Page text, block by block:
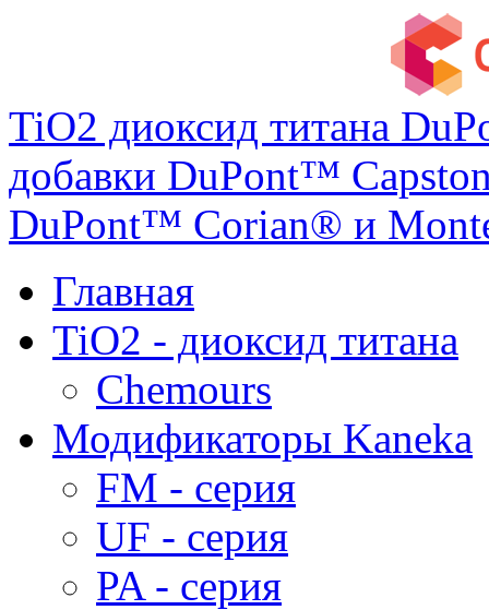
TiO2 диоксид титана
добавки DuPont™
DuPont™ Corian® и
Главная
TiO2 - диоксид титана
Chemours
Модификаторы Kaneka
FM - серия
UF - серия
PA - серия